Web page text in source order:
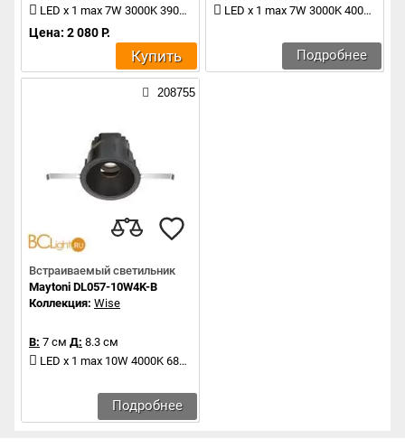
LED x 1 max 7W 3000K 390Lm
Цена: 2 080 Р.
Купить
LED x 1 max 7W 3000K 400Lm
Подробнее
208755
Встраиваемый светильник
Maytoni DL057-10W4K-B
Коллекция: Wise
В: 7 см Д: 8.3 см
LED x 1 max 10W 4000K 680Lm
Подробнее